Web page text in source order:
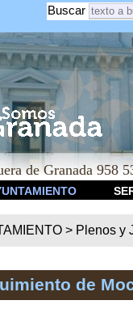
Buscar
de Granada 958
> Plenos y
de